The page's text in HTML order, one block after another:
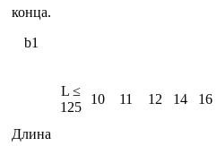
конца.
b1
Длина
L ≤
125
10 11 12 14 16